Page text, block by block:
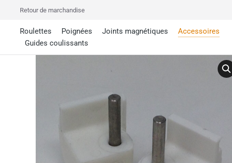
Retour de marchandise
Roulettes Poignées Joints magnétiques
Accessoires
Guides coulissants